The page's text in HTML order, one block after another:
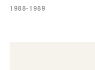
1988-1989